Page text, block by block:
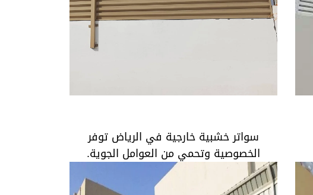
سواتر خشبية خارجية في الرياض توفر
الخصوصية وتحمي من العوامل الجوية.